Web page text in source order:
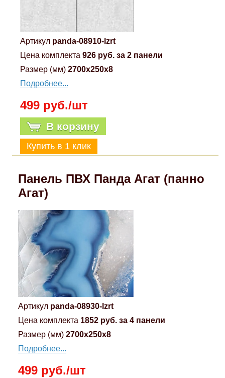
Артикул panda-08910-lzrt
Цена комплекта 926 руб. за 2 панели
Размер (мм) 2700x250x8
Подробнее...
499 руб./шт
В корзину
Панель ПВХ Панда Агат (панно
Агат)
Артикул panda-08930-lzrt
Цена комплекта 1852 руб. за 4 панели
Размер (мм) 2700x250x8
Подробнее...
499 руб./шт